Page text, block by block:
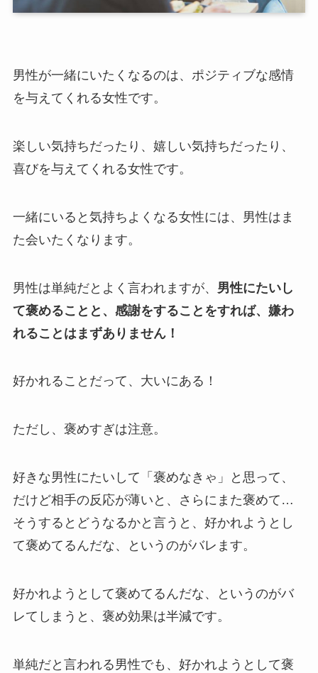
男性が一緒にいたくなるのは、ポジティブな感情
を与えてくれる女性です。
楽しい気持ちだったり、嬉しい気持ちだったり、
喜びを与えてくれる女性です。
一緒にいると気持ちよくなる女性には、男性はま
た会いたくなります。
男性は単純だとよく言われますが、 男性にたいし
て褒めることと、感謝をすることをすれば、嫌わ
れることはまずありません！
好かれることだって、大いにある！
ただし、褒めすぎは注意。
好きな男性にたいして「褒めなきゃ」と思って、
だけど相手の反応が薄いと、さらにまた褒めて…
そうするとどうなるかと言うと、好かれようとし
て褒めてるんだな、というのがバレます。
好かれようとして褒めてるんだな、というのがバ
レてしまうと、褒め効果は半減です。
単純だと言われる男性でも、好かれようとして褒